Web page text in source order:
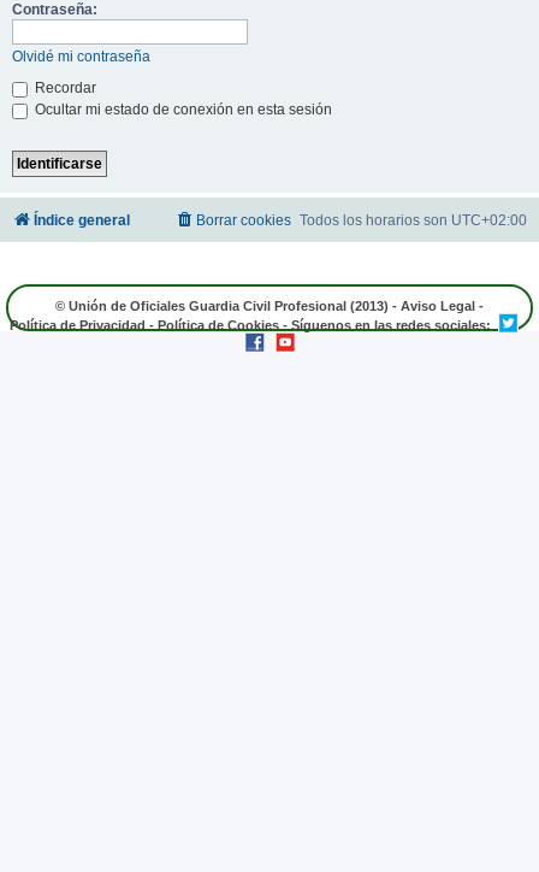
Contraseña:
Olvidé mi contraseña
Recordar
Ocultar mi estado de conexión en esta sesión
Índice general Todos los horarios son UTC+02:00
Borrar cookies
© Unión de Oficiales Guardia Civil Profesional (2013) - Aviso Legal -
Política de Privacidad - Política de Cookies - Síguenos en las redes sociales: